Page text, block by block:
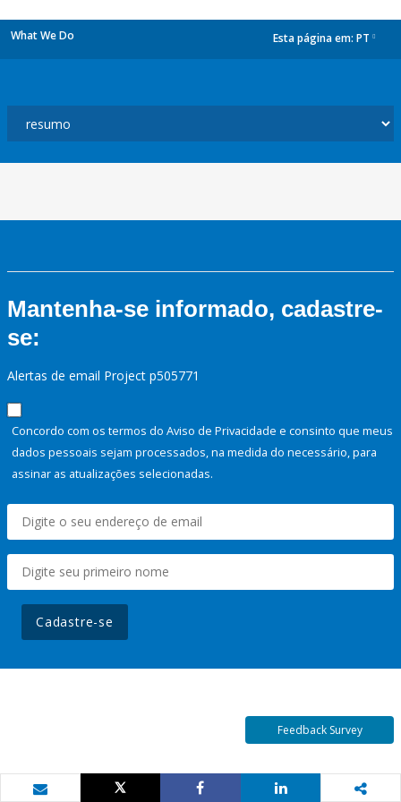
What We Do Esta página em: PT
Mantenha-se informado, cadastre-
se:
Alertas de email Project p505771
Concordo com os termos do Aviso de Privacidade e consinto que meus
dados pessoais sejam processados, na medida do necessário, para
assinar as atualizações selecionadas.
Cadastre-se
Feedback Survey